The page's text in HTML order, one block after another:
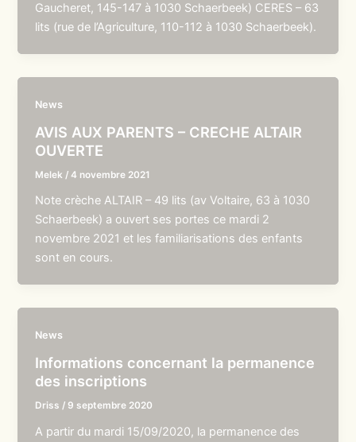
Gaucheret, 145-147 à 1030 Schaerbeek) CERES – 63
lits (rue de l’Agriculture, 110-112 à 1030 Schaerbeek).
News
AVIS AUX PARENTS – CRECHE ALTAIR
OUVERTE
Melek /4 novembre 2021
Note crèche ALTAIR – 49 lits (av Voltaire, 63 à 1030
Schaerbeek) a ouvert ses portes ce mardi 2
novembre 2021 et les familiarisations des enfants
sont en cours.
News
Informations concernant la permanence
des inscriptions
Driss / 9 septembre 2020
A partir du mardi 15/09/2020, la permanence des